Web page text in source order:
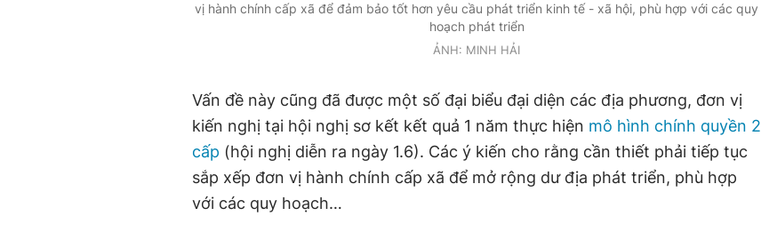
vị hành chính cấp xã để đảm bảo tốt hơn yêu cầu phát triển kinh tế - xã hội, phù hợp với các quy
hoạch phát triển
ẢNH: MINH HẢI
Vấn đề này cũng đã được một số đại biểu đại diện các địa phương, đơn vị
kiến nghị tại hội nghị sơ kết kết quả 1 năm thực hiện mô hình chính quyền 2
cấp (hội nghị diễn ra ngày 1.6). Các ý kiến cho rằng cần thiết phải tiếp tục
sắp xếp đơn vị hành chính cấp xã để mở rộng dư địa phát triển, phù hợp
với các quy hoạch…